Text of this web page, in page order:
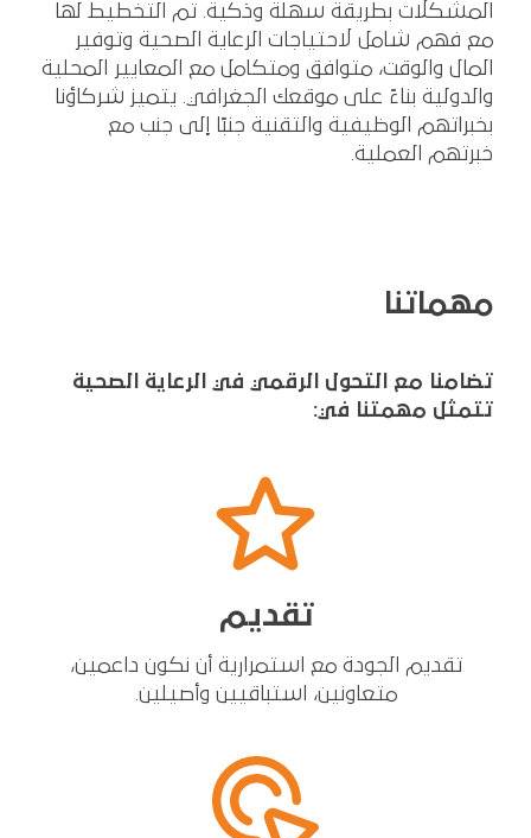
المشكلات بطريقة سهلة وذكية. تم التخطيط لها
مع فهم شامل لاحتياجات الرعاية الصحية وتوفير
المال والوقت، متوافق ومتكامل مع المعايير المحلية
والدولية بناءً على موقعك الجغرافي. يتميز شركاؤنا
بخبراتهم الوظيفية والتقنية جنبًا إلى جنب مع
خبرتهم العملية.
مهماتنا
تضامنا مع التحول الرقمي في الرعاية الصحية
تتمثل مهمتنا في:
تقديم
تقديم الجودة مع استمرارية أن نكون داعمين،
متعاونين، استباقيين وأصيلين.